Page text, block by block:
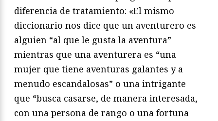
diferencia de tratamiento: «El mismo
diccionario nos dice que un aventurero es
alguien “al que le gusta la aventura”
mientras que una aventurera es “una
mujer que tiene aventuras galantes y a
menudo escandalosas” o una intrigante
que “busca casarse, de manera interesada,
con una persona de rango o una fortuna